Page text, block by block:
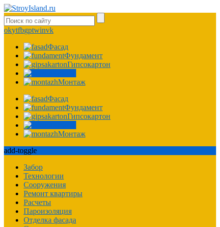
okytfbgptwinvk
Фасад
Фундамент
Гипсокартон
Монтаж
Фасад
Фундамент
Гипсокартон
Монтаж
add-toggle
Забор
Технологии
Сооружения
Ремонт квартиры
Расчеты
Пароизоляция
Отделка фасада